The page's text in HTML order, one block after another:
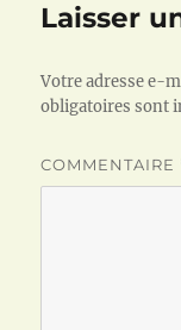
Laisser
Votre adresse e-
obligatoires sont
COMMENTAIRE